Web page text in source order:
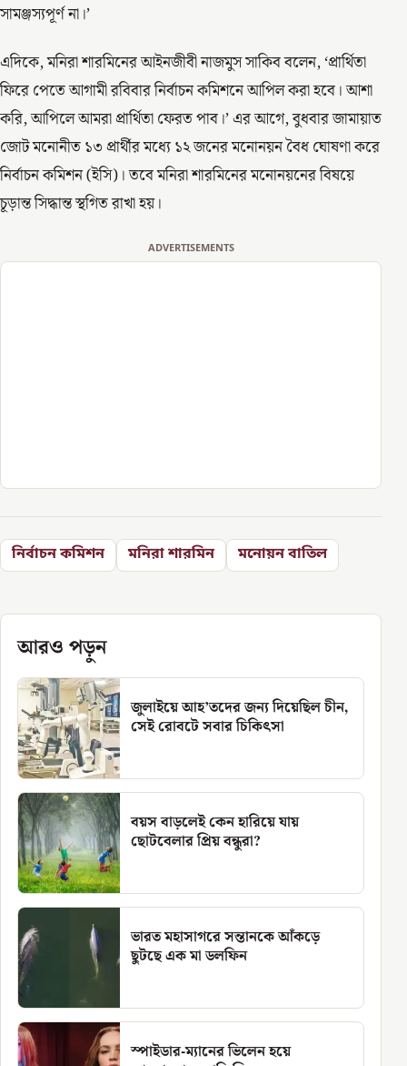
সামঞ্জস্যপূর্ণ না।’
এদিকে, মনিরা শারমিনের আইনজীবী নাজমুস সাকিব বলেন, ‘প্রার্থিতা
ফিরে পেতে আগামী রবিবার নির্বাচন কমিশনে আপিল করা হবে। আশা
করি, আপিলে আমরা প্রার্থিতা ফেরত পাব।’ এর আগে, বুধবার জামায়াত
জোট মনোনীত ১৩ প্রার্থীর মধ্যে ১২ জনের মনোনয়ন বৈধ ঘোষণা করে
নির্বাচন কমিশন (ইসি)। তবে মনিরা শারমিনের মনোনয়নের বিষয়ে
চূড়ান্ত সিদ্ধান্ত স্থগিত রাখা হয়।
ADVERTISEMENTS
নির্বাচন কমিশন মনিরা শারমিন মনোয়ন বাতিল
আরও পড়ুন
জুলাইয়ে আহ’তদের জন্য দিয়েছিল চীন,
সেই রোবটে সবার চিকিৎসা
বয়স বাড়লেই কেন হারিয়ে যায়
ছোটবেলার প্রিয় বন্ধুরা?
ভারত মহাসাগরে সন্তানকে আঁকড়ে
ছুটছে এক মা ডলফিন
স্পাইডার-ম্যানের ভিলেন হয়ে